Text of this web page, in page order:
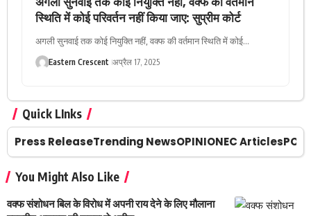
स्थिति में कोई परिवर्तन नहीं किया जाए: सुप्रीम कोर्ट
अगली सुनवाई तक कोई नियुक्ति नहीं, वक्फ की वर्तमान स्थिति में कोई…
Eastern Crescent अप्रैल 17, 2025
Quick LInks
Press ReleaseTrending NewsOPINIONEC Articles
You Might Also Like
वक्फ संशोधन बिल के विरोध में अपनी राय देने के लिए मौलाना